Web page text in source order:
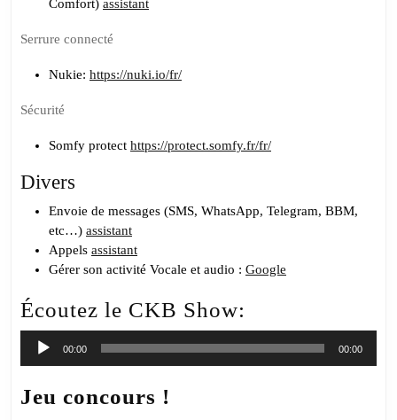
Comfort) assistant
Serrure connecté
Nukie: https://nuki.io/fr/
Sécurité
Somfy protect https://protect.somfy.fr/fr/
Divers
Envoie de messages (SMS, WhatsApp, Telegram, BBM,
etc…) assistant
Appels assistant
Gérer son activité Vocale et audio : Google
Écoutez le CKB Show:
Lecteur
audio
00:00 00:00
Jeu concours !